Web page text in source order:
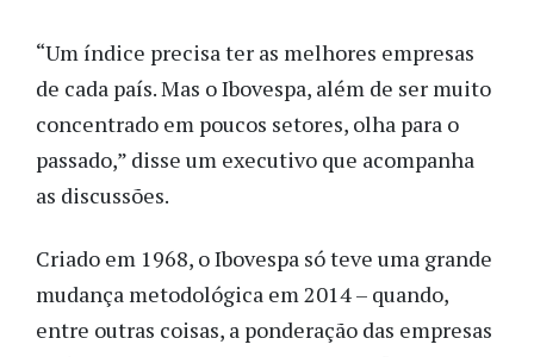
“Um índice precisa ter as melhores empresas
de cada país. Mas o Ibovespa, além de ser muito
concentrado em poucos setores, olha para o
passado,” disse um executivo que acompanha
as discussões.
Criado em 1968, o Ibovespa só teve uma grande
mudança metodológica em 2014 – quando,
entre outras coisas, a ponderação das empresas